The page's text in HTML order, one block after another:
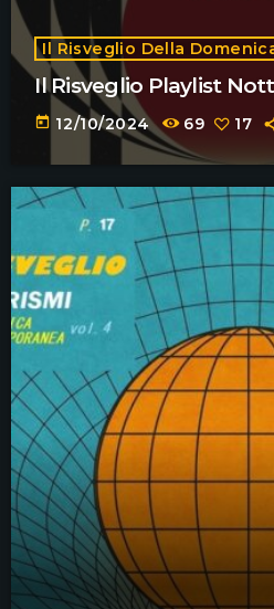
Il Risveglio Della
Il Risveglio Playlist
today 12/10/2024 69 17